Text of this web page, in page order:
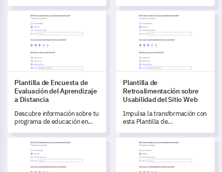
Rendimiento Gerencial.
medir las experiencias y
percepciones de los clientes.
Plantilla de Encuesta de Evaluación del Aprendizaje a
Plantilla de Encuesta de
Evaluación del Aprendizaje
a Distancia
Descubre información sobre tu
programa de educación en
Encuesta de Evaluación del
Aprendizaje a Distancia.
Plantilla de
Plantilla de
Retroalimentación sobre
Usabilidad del Sitio Web
Impulsa la transformación con
esta Plantilla de
Usabilidad del Sitio Web
diseñada para desbloquear
las percepciones de los
usuarios.
Plantilla de Encuesta de Satisfacción de la Experiencia del
Plantilla de